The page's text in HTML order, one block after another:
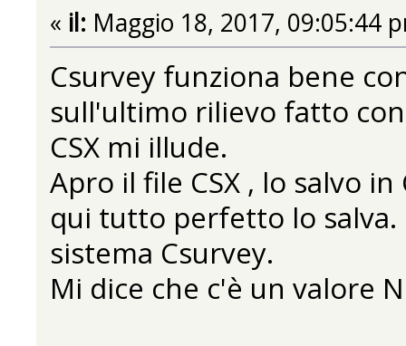
« il: Maggio 18, 2017, 09:05:44
Csurvey funziona bene
sull'ultimo rilievo fatto
CSX mi illude.
Apro il file CSX , lo salvo
qui tutto perfetto lo
sistema Csurvey.
Mi dice che c'è un valore